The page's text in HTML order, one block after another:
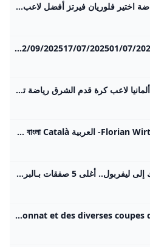
قناة العربية - رياضة اختير فلوريان فيرتز أفضل لاعب ألماني للعام …. اختير لاعب الوسط الهجومي فلوريان فيرتز، المنتقل هذا الصيف من باير ليفركوزن إلى
فلوريان فيرتز - 365Scores 05/08/202505/08/202501/08/202531/07/202526/07/202520/07/202502/09/202517/07/202501/07/202529/06/2025
فلوريان ويرتز - ألمانيا لاعب كرة قدم الشرق رياضة تابع آخر أخبار فلوريان ويرتز المميز! تعرف على أدائه المتميز مع نادي ألمانيا، وأهدافه، وإنجازاته.
Florian Wirtz — Wikipédia 49 langues- العربية Беларуская (тарашкевіца) বাংলা Català کوردی Čeština Dansk Deutsch Ελληνικά English Esperanto Esp
بعد انتقال إيزاك إلى ليفربول.. أغلى 5 صفقات بـالبريميرليغ أصبح المهاجم السويدي أليكساندر إيزاك، صاحب أغلى صفقة انتقال في تاريخ الدوري الإنجليزي بعد رحيله من نادي نيوكاسل إلى ليفربول في اليوم الأخير من سوق الانتقالات الصيفية الإثنين، ونستعرض فيما يلي أغلى 5 صفقات في تاريخ الدوري الإنجليزي الممتاز رياضةنشرالثلاثاء، 02 سبتمبر / ايلول 20252 min قراءة
Florian Wirtz (Liverpool) La fiche de Florian Wirtz. Ses buts, ses stats, son palmarès, ses blessures, les rumeurs de transfert du milieu de Liverpool et de l’équipe de l’Allemagne. © PS Liverpool Pays : Allemagne Né le : 03 mai 2003, à Pulheim-Brauweiler Taille : 1m69 Poids : 55 kg Poste : Milieu Numéro : 7 Carrière Internationale S&eacuteélections : 31 Buts : 7 1ère sélection : 02 septembre 2021 (Saint-Gall - SUI) Liechtenstein - Pays-Bas : 0-2 Palmarès Finaliste de la Ligue Europa : 2024 (Bayer Leverkusen) Vainqueur du Championnat d’Allemagne : | 2024 | | Bayer Leverkusen | — Vainqueur de la Coupe d’Allemagne : | 2024 | | Bayer Leverkusen | — Vainqueur de la Super Coupe d’Allemagne : | 2024 | | Bayer Leverkusen | — Vainqueur du Euro Espoirs : | 2021 | | Allemagne Espoirs | — Carrière Saison Club Matchs Buts 25 - 26 Liverpool 3 - 24 - 25 Bayer Leverkusen 40 16 23 - 24 Bayer Leverkusen 43 15 22 - 23 Bayer Leverkusen 25 4 21 - 22 Bayer Leverkusen 30 10 20 - 21 Bayer Leverkusen 36 7 19 - 20 Bayer Leverkusen 8 1 A propos des statistiques de Florian Wirtz Les statistiques saison par saison de Florian Wirtz sont régulièrement mises à jour, en ce qui concerne les matches de championnat et des diverses coupes domestiques.